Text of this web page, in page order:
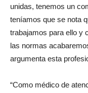
unidas, tenemos un
teníamos que se nota
trabajamos para ello y
las normas
argumenta esta
“Como médico de